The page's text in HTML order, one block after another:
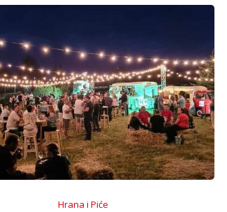
Hrana i Piće